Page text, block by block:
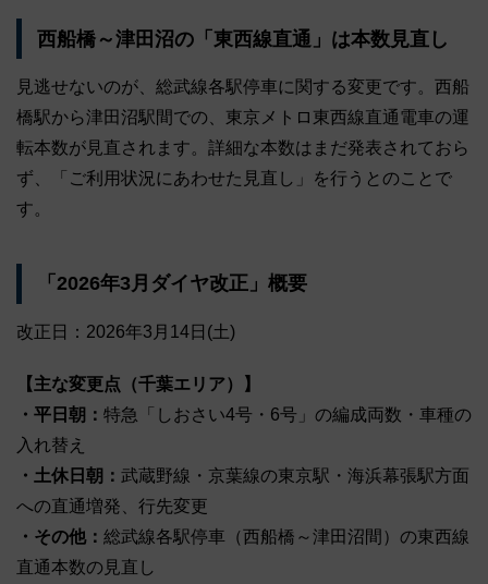
西船橋～津田沼の「東西線直通」は本数見直し
見逃せないのが、総武線各駅停車に関する変更です。西船
橋駅から津田沼駅間での、東京メトロ東西線直通電車の運
転本数が見直されます。詳細な本数はまだ発表されておら
ず、「ご利用状況にあわせた見直し」を行うとのことで
す。
「2026年3月ダイヤ改正」概要
改正日：2026年3月14日(土)
【主な変更点（千葉エリア）】
・平日朝： 特急「しおさい4号・6号」の編成両数・車種の
入れ替え
・土休日朝： 武蔵野線・京葉線の東京駅・海浜幕張駅方面
への直通増発、行先変更
・その他： 総武線各駅停車（西船橋～津田沼間）の東西線
直通本数の見直し